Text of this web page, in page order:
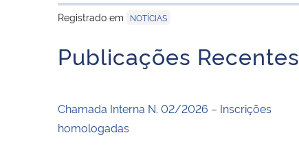
Registrado em
NOTÍCIAS
Publicações Recentes
Chamada Interna N. 02/2026 – Inscrições
homologadas